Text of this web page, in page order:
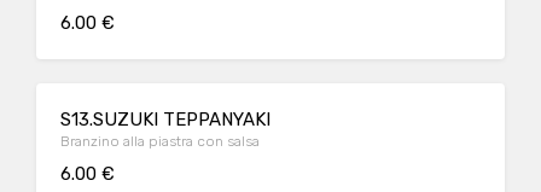
6.00 €
S13.SUZUKI TEPPANYAKI
Branzino alla piastra con salsa
6.00 €